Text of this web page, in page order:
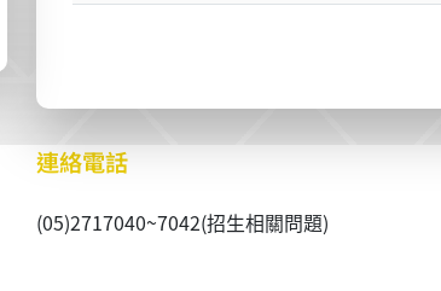
連絡電話
(05)2717040~7042(招生相關問題)